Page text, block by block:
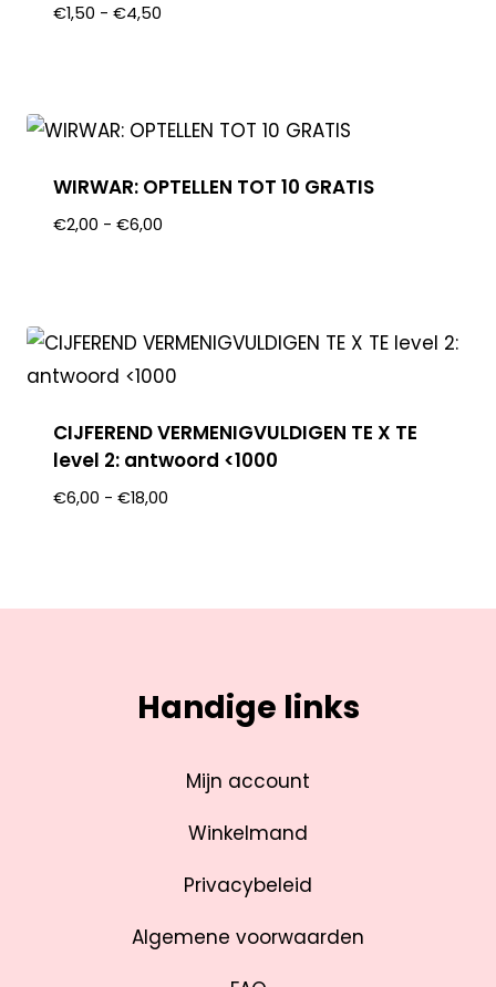
€1,50 - €4,50
WIRWAR: OPTELLEN TOT 10 GRATIS
€2,00 - €6,00
CIJFEREND VERMENIGVULDIGEN TE X TE
level 2: antwoord <1000
€6,00 - €18,00
Handige links
Mijn account
Winkelmand
Privacybeleid
Algemene voorwaarden